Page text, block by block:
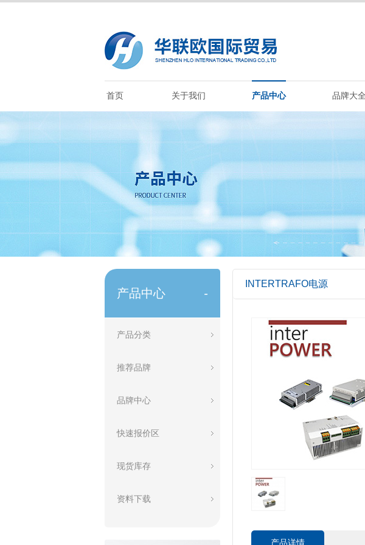
首页 关于我们 产品中心 品牌大全
产品中心 -
产品分类
推荐品牌
品牌中心
快速报价区
现货库存
资料下载
INTERTRAFO电源
产品详情